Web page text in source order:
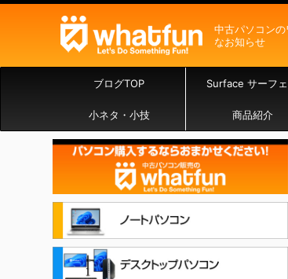
中古パソコン
なお知らせ
ブログTOP Surface サーフ
小ネタ・小技 商品紹介